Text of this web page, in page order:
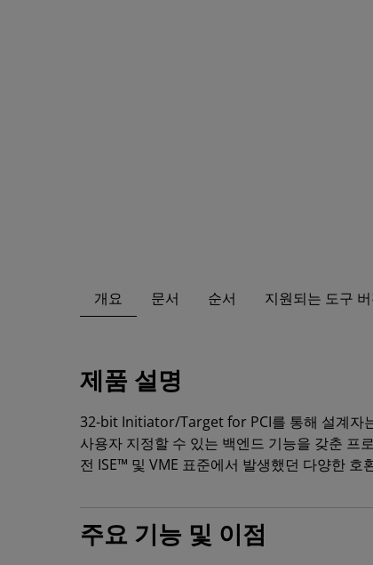
개요 문서 순서 지원되는 도구
제품 설명
32-bit Initiator/Target for PCI를 통해 설계자
사용자 지정할 수 있는 백엔드 기능을 갖춘 프
전 ISE™ 및 VME 표준에서 발생했던 다양한 호
주요 기능 및 이점